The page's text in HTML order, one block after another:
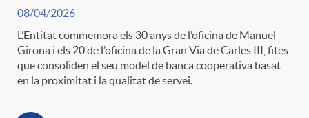
08/04/2026
L’Entitat commemora els 30 anys de l’oficina de Manuel
Girona i els 20 de l’oficina de la Gran Via de Carles III, fites
que consoliden el seu model de banca cooperativa basat
en la proximitat i la qualitat de servei.